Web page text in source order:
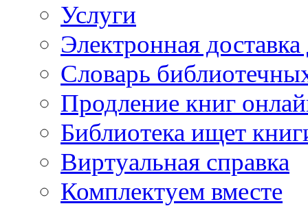
Услуги
Электронная
Словарь
Продление книг
Библиотека ищет
Виртуальная справка
Комплектуем вместе